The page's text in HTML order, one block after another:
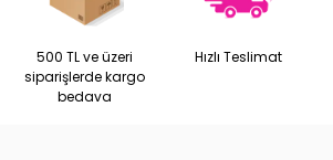
500 TL ve üzeri
siparişlerde kargo
bedava
Hızlı Teslimat